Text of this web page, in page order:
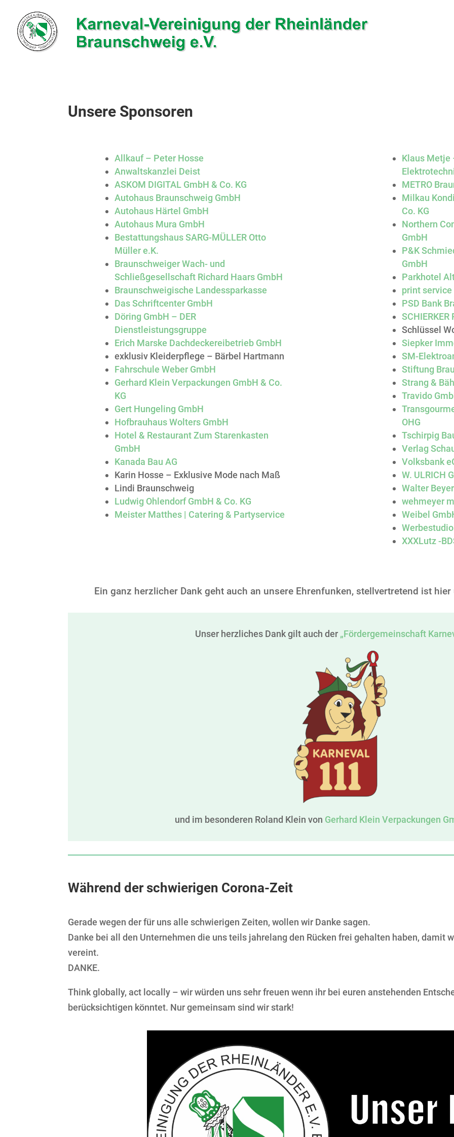
Unsere Sponsoren
Allkauf – Peter Hosse
Anwaltskanzlei Deist
ASKOM DIGITAL GmbH & Co. KG
Autohaus Braunschweig GmbH
Autohaus Härtel GmbH
Autohaus Mura GmbH
Bestattungshaus SARG-MÜLLER Otto
Müller e.K.
Braunschweiger Wach- und
Schließgesellschaft Richard Haars GmbH
Braunschweigische Landessparkasse
Das Schriftcenter GmbH
Döring GmbH – DER
Dienstleistungsgruppe
Erich Marske Dachdeckereibetrieb GmbH
exklusiv Kleiderpflege – Bärbel Hartmann
Fahrschule Weber GmbH
Gerhard Klein Verpackungen GmbH & Co.
KG
Gert Hungeling GmbH
Hofbrauhaus Wolters GmbH
Hotel & Restaurant Zum Starenkasten
GmbH
Kanada Bau AG
Karin Hosse – Exklusive Mode nach Maß
Lindi Braunschweig
Ludwig Ohlendorf GmbH & Co. KG
Meister Matthes | Catering & Partyservice
Klaus Metje
METRO
Milkau
Co. KG
Northern
GmbH
P&K
GmbH
Parkhotel
print service
PSD Bank
SCHIERKER
Schlüssel
Siepker
SM-
Stiftung
Strang &
Travido
OHG
Tschirpig
Verlag
Volksbank
W. ULRICH
Walter
wehmeyer
Weibel
XXXLutz -
Ein ganz herzlicher Dank geht auch an unsere Ehrenfunken, stellvertretend ist
Unser herzliches Dank gilt auch der „Fördergemeinschaft
und im besonderen Roland Klein von Gerhard Klein Verpackungen
Während der schwierigen Corona-Zeit
Gerade wegen der für uns alle schwierigen Zeiten, wollen wir Danke sagen.
Danke bei all den Unternehmen die uns teils jahrelang den Rücken frei gehalten haben, damit
vereint.
DANKE.
Think globally, act locally – wir würden uns sehr freuen wenn ihr bei euren anstehenden
berücksichtigen könntet. Nur gemeinsam sind wir stark!